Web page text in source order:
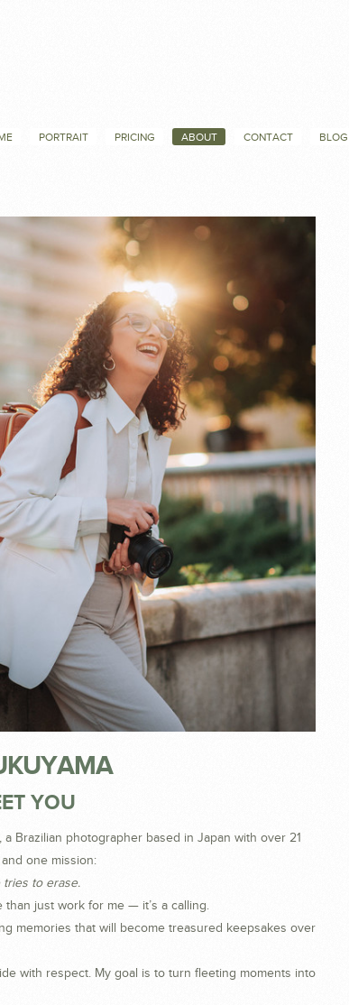
PORTRAIT PRICING ABOUT CONTACT BLOG
YOU
a Brazilian photographer based in Japan with over 21
one mission:
to erase.
than just work for me — it’s a calling.
memories that will become treasured keepsakes over
with respect. My goal is to turn fleeting moments into